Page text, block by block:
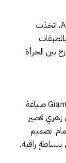
مع “ألكسندر ماكوين” Alexander McQueen، اتخذت
بين الجرأة
أعادت دار “جيامباتيستا فالي” Giambattista Valli صياغة
زهري قصير
تصميم
ببساطةٍ راقية.